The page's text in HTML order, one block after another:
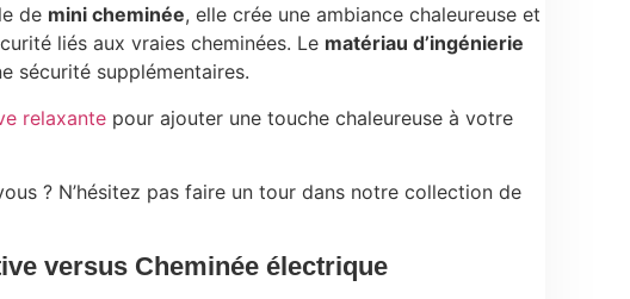
de mini cheminée, elle crée une ambiance chaleureuse et
liés aux vraies cheminées. Le matériau d’ingénierie
sécurité supplémentaires.
relaxante pour ajouter une touche chaleureuse à votre
? N’hésitez pas faire un tour dans notre collection de
versus Cheminée électrique